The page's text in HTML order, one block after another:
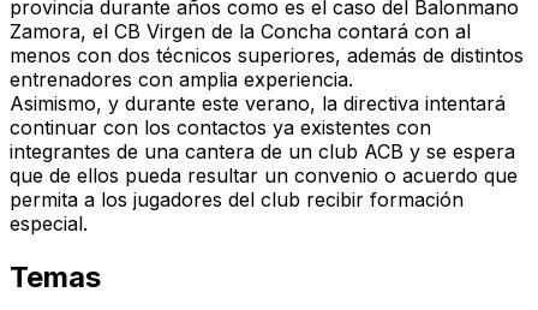
provincia durante años como es el caso del Balonmano
Zamora, el CB Virgen de la Concha contará con al
menos con dos técnicos superiores, además de distintos
entrenadores con amplia experiencia.
Asimismo, y durante este verano, la directiva intentará
continuar con los contactos ya existentes con
integrantes de una cantera de un club ACB y se espera
que de ellos pueda resultar un convenio o acuerdo que
permita a los jugadores del club recibir formación
especial.
Temas